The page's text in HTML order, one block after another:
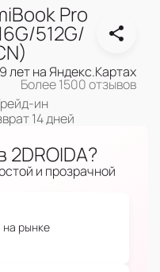
Pro
512G/
9 лет на Яндекс.Картах
Более 1500 отзывов
ин
14 дней
и прозрачной
на рынке